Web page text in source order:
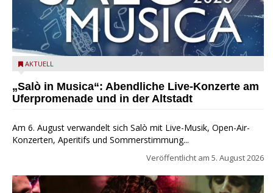
Salò in Musica 2026
AKTUELL
„Salò in Musica“: Abendliche Live-Konzerte am
Uferpromenade und in der Altstadt
Am 6. August verwandelt sich Salò mit Live-Musik, Open-Air-
Konzerten, Aperitifs und Sommerstimmung...
Veröffentlicht am 5. August 2026